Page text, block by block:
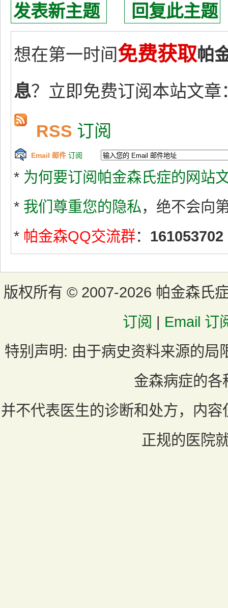
发表新主题 回复此主题
想在第一时间免费获取帕
息？立即免费订阅本站文章
RSS 订阅
Email 邮件 订阅
* 为何要订阅帕金森氏症的网站
* 我们尊重您的隐私，绝不会向
* 帕金森QQ交流群： 161053702
版权所有 © 2007-2026 帕金森氏
订阅 | Email 订
特别声明: 由于病史资料来源的局
金森病症的各
并不代表医生的诊断和处方，内
正规的医院